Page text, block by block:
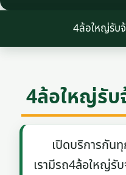
4ล้อใหญ่รับ
4ล้อใหญ่รับ
เปิดบริการกันทุ
เรามีรถ4ล้อใหญ่รั